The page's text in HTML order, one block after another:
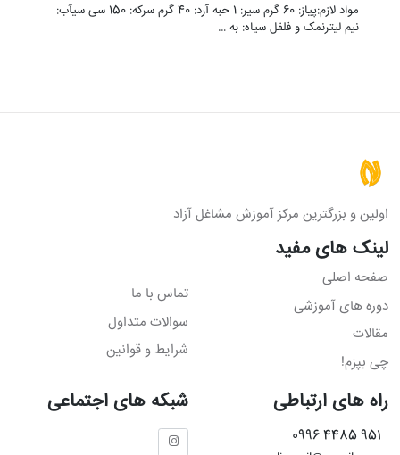
مواد لازم:پیاز: 60 گرم سیر: 1 حبه آرد: 40 گرم سرکه: 150 سی سیآب:
نیم لیترنمک و فلفل سیاه: به …
اولین و بزرگترین مرکز آموزش مشاغل آزاد
لینک های مفید
صفحه اصلی
دوره های آموزشی
مقالات
چی بپزم!
تماس با ما
سوالات متداول
شرایط و قوانین
راه های ارتباطی
951 4485 0996
شبکه های اجتماعی